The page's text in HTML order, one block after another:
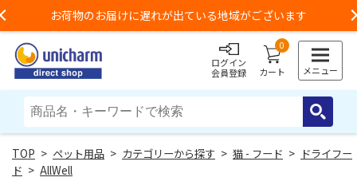
お荷物のお届けに遅れが出ている地域がございます
ログイン
会員登録
0
カート メニュー
> ペット用品 > カテゴリーから探す > 猫 - フード > ドライフー
ド > AllWell